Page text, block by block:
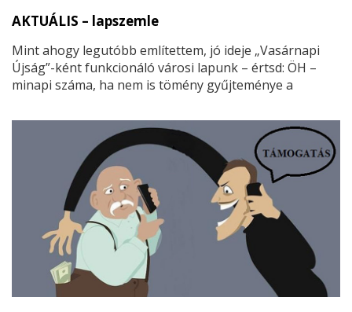
AKTUÁLIS – lapszemle
Mint ahogy legutóbb említettem, jó ideje „Vasárnapi
Újság”-ként funkcionáló városi lapunk – értsd: ÖH –
minapi száma, ha nem is tömény gyűjteménye a
benne jellemző részletek…